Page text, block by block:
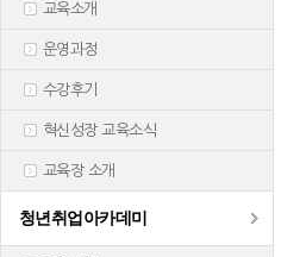
교육소개
운영과정
수강후기
혁신성장 교육소식
교육장 소개
청년취업아카데미